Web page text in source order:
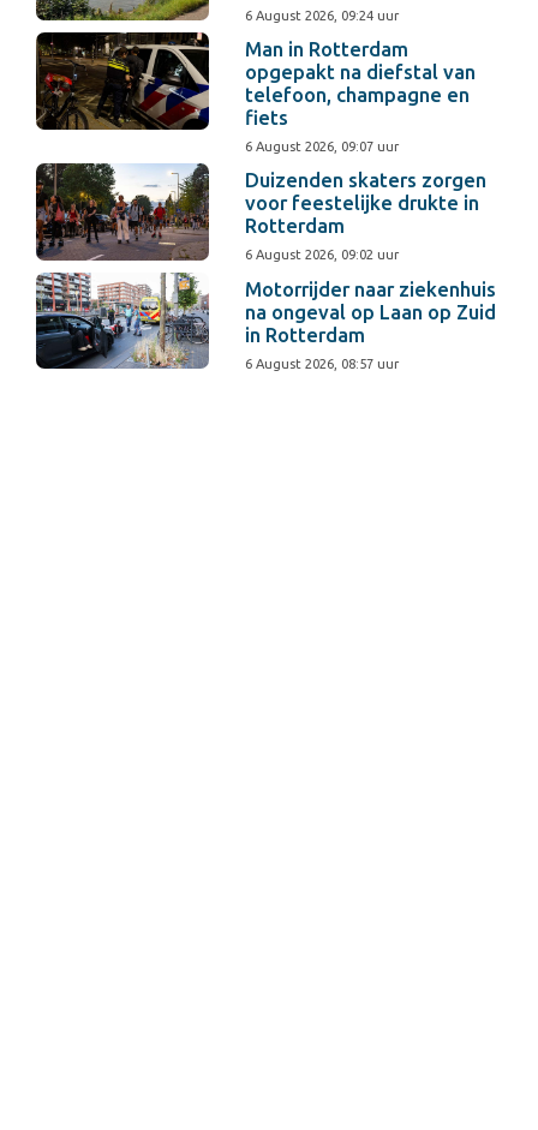
6 August 2026, 09:24 uur
Man in Rotterdam
opgepakt na diefstal van
telefoon, champagne en
fiets
6 August 2026, 09:07 uur
Duizenden skaters zorgen
voor feestelijke drukte in
Rotterdam
6 August 2026, 09:02 uur
Motorrijder naar ziekenhuis
na ongeval op Laan op Zuid
in Rotterdam
6 August 2026, 08:57 uur